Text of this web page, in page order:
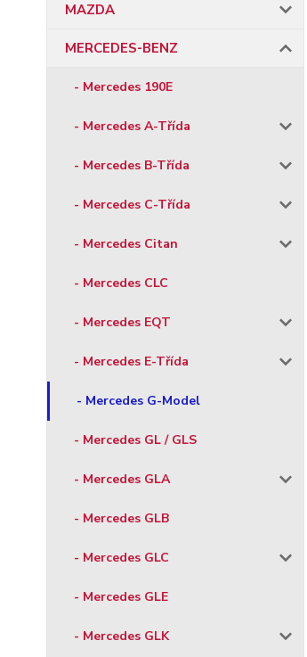
MAZDA
MERCEDES-BENZ
- Mercedes 190E
- Mercedes A-Třída
- Mercedes B-Třída
- Mercedes C-Třída
- Mercedes Citan
- Mercedes CLC
- Mercedes EQT
- Mercedes E-Třída
- Mercedes G-Model
- Mercedes GL / GLS
- Mercedes GLA
- Mercedes GLB
- Mercedes GLC
- Mercedes GLE
- Mercedes GLK